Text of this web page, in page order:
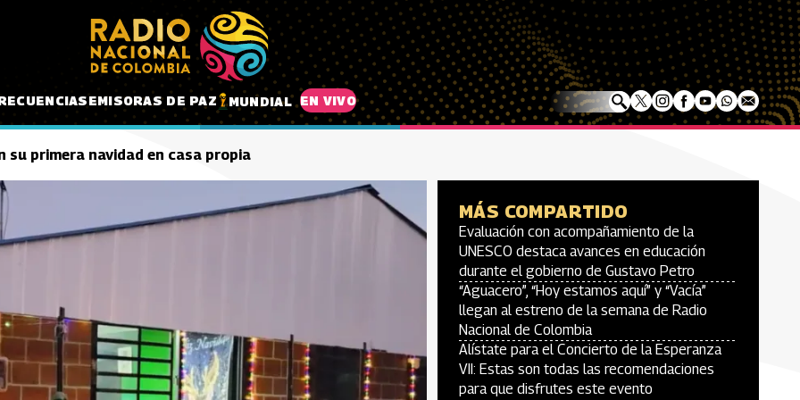
EMISORAS DE PAZ MUNDIAL EN VIVO
su primera navidad en casa propia
MÁS COMPARTIDO
Evaluación con acompañamiento de la
UNESCO destaca avances en educación
durante el gobierno de Gustavo Petro
“Aguacero”, “Hoy estamos aquí” y “Vacía”
llegan al estreno de la semana de Radio
Nacional de Colombia
Alístate para el Concierto de la Esperanza
VII: Estas son todas las recomendaciones
para que disfrutes este evento